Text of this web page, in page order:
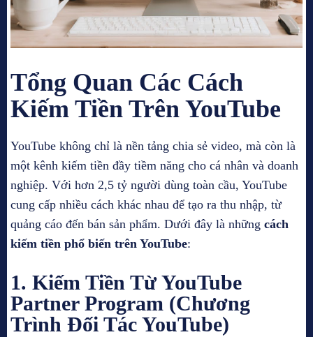
Tổng Quan Các Cách
Kiếm Tiền Trên YouTube
YouTube không chỉ là nền tảng chia sẻ video, mà còn là
một kênh kiếm tiền đầy tiềm năng cho cá nhân và doanh
nghiệp. Với hơn 2,5 tỷ người dùng toàn cầu, YouTube
cung cấp nhiều cách khác nhau để tạo ra thu nhập, từ
quảng cáo đến bán sản phẩm. Dưới đây là những cách
kiếm tiền phổ biến trên YouTube:
1. Kiếm Tiền Từ YouTube
Partner Program (Chương
Trình Đối Tác YouTube)